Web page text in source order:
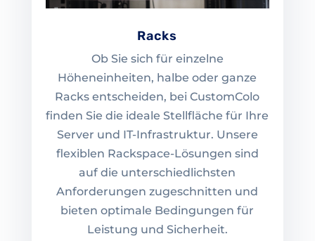
Racks
Ob Sie sich für einzelne
Höheneinheiten, halbe oder ganze
Racks entscheiden, bei CustomColo
finden Sie die ideale Stellfläche für Ihre
Server und IT-Infrastruktur. Unsere
flexiblen Rackspace-Lösungen sind
auf die unterschiedlichsten
Anforderungen zugeschnitten und
bieten optimale Bedingungen für
Leistung und Sicherheit.